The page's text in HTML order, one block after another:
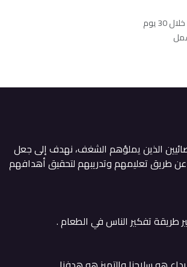
يوم
الذين يملؤهم الشغف، نهدف إلى جعل
طريق تعليمهم وتدريبهم لتحقيق أهدافهم
طريقة تفكير الناس في الطعام .